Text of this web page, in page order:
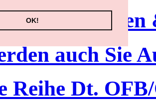
OK!
auch Sie
Reihe Dt.